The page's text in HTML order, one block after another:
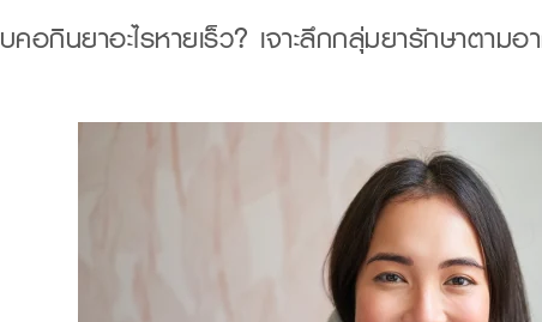
คอกินยาอะไรหายเร็ว? เจาะลึกกลุ่มยารักษาตามอ